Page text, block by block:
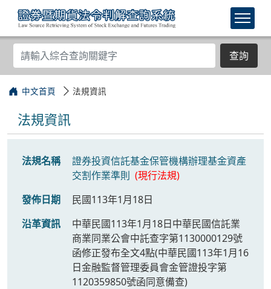
查詢
中文首頁 法規資訊
法規資訊
法規名稱
證券投資信託基金保管機構辦理基金資產
交割作業準則 (現行法規)
發佈日期
民國113年1月18日
沿革資訊
中華民國113年1月18日中華民國信託業
商業同業公會中託查字第1130000129號
函修正發布全文4點(中華民國113年1月16
日金融監督管理委員會金管證投字第
1120359850號函同意備查)